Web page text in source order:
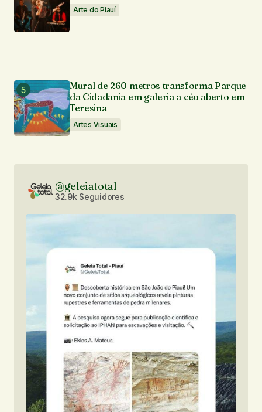
Arte do Piauí
Mural de 260 metros transforma Parque
da Cidadania em galeria a céu aberto em
Teresina
Artes Visuais
@geleiatotal
32.9k Seguidores